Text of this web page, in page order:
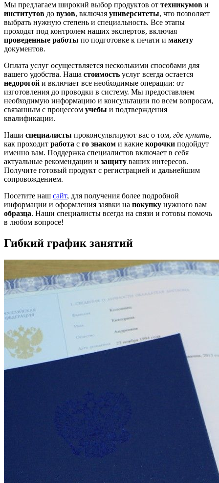
Мы предлагаем широкий выбор продуктов от техникумов и
институтов до вузов, включая университеты, что позволяет
выбрать нужную степень и специальность. Все этапы
проходят под контролем наших экспертов, включая
проведенные работы по подготовке к печати и макету
документов.
Оплата услуг осуществляется несколькими способами для
вашего удобства. Наша стоимость услуг всегда остается
недорогой и включает все необходимые операции: от
изготовления до проводки в систему. Мы предоставляем
необходимую информацию и консультации по всем вопросам,
связанным с процессом учебы и подтверждения
квалификации.
Наши специалисты проконсультируют вас о том, где купить,
как проходит работа с го знаком и какие корочки подойдут
именно вам. Поддержка специалистов включает в себя
актуальные рекомендации и защиту ваших интересов.
Получите готовый продукт с регистрацией и дальнейшим
сопровождением.
Посетите наш сайт, для получения более подробной
информации и оформления заявки на покупку нужного вам
образца. Наши специалисты всегда на связи и готовы помочь
в любом вопросе!
Гибкий график занятий